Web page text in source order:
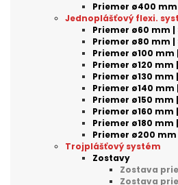
Priemer ø400 mm
Jednoplášťový flexi.
Priemer ø60 mm |
Priemer ø80 mm |
Priemer ø100 mm |
Priemer ø120 mm |
Priemer ø130 mm |
Priemer ø140 mm |
Priemer ø150 mm |
Priemer ø160 mm |
Priemer ø180 mm |
Priemer ø200 mm |
Trojplášťový systém
Zostavy
Zostava
Zostava